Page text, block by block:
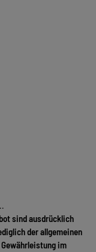
sind ausdrücklich
der allgemeinen
im